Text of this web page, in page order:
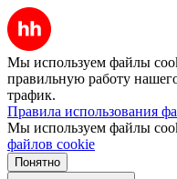
Мы используем файлы
правильную работу
трафик.
Правила использования
Мы используем файлы
файлов cookie
Понятно